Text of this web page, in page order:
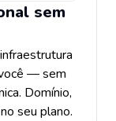
sem
— sem
Domínio,
seu plano.